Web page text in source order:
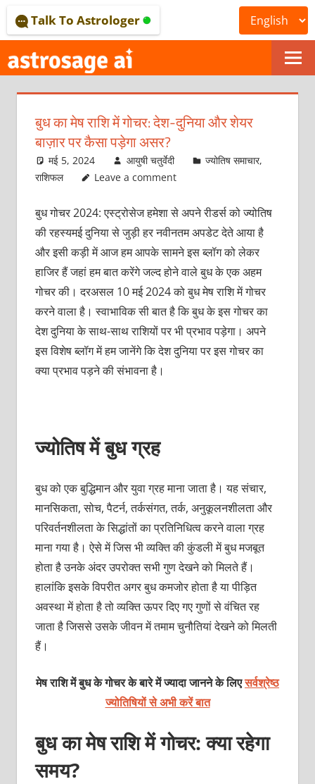
to
content
ONLINE
ASTROLOGICAL
JOURNAL
–
ASTROSAGE
MAGAZINE
Talk To Astrologer
बुध का मेष राशि में गोचर: देश-दुनिया और शेयर
बाज़ार पर कैसा पड़ेगा असर?
मई 5, 2024 आयुषी चतुर्वेदी ज्योतिष समाचार,
राशिफल
Leave a comment
बुध गोचर 2024: एस्ट्रोसेज हमेशा से अपने रीडर्स को ज्योतिष
की रहस्यमई दुनिया से जुड़ी हर नवीनतम अपडेट देते आया है
और इसी कड़ी में आज हम आपके सामने इस ब्लॉग को लेकर
हाजिर हैं जहां हम बात करेंगे जल्द होने वाले बुध के एक अहम
गोचर की। दरअसल 10 मई 2024 को बुध मेष राशि में गोचर
करने वाला है। स्वाभाविक सी बात है कि बुध के इस गोचर का
देश दुनिया के साथ-साथ राशियों पर भी प्रभाव पड़ेगा। अपने
इस विशेष ब्लॉग में हम जानेंगे कि देश दुनिया पर इस गोचर का
क्या प्रभाव पड़ने की संभावना है।
ज्योतिष में बुध ग्रह
बुध को एक बुद्धिमान और युवा ग्रह माना जाता है। यह संचार,
मानसिकता, सोच, पैटर्न, तर्कसंगत, तर्क, अनुकूलनशीलता और
परिवर्तनशीलता के सिद्धांतों का प्रतिनिधित्व करने वाला ग्रह
माना गया है। ऐसे में जिस भी व्यक्ति की कुंडली में बुध मजबूत
होता है उनके अंदर उपरोक्त सभी गुण देखने को मिलते हैं।
हालांकि इसके विपरीत अगर बुध कमजोर होता है या पीड़ित
अवस्था में होता है तो व्यक्ति ऊपर दिए गए गुणों से वंचित रह
जाता है जिससे उसके जीवन में तमाम चुनौतियां देखने को मिलती
हैं।
मेष राशि में बुध के गोचर के बारे में ज्यादा जानने के लिएसर्वश्रेष्ठ
ज्योतिषियों से अभी करें बात
बुध का मेष राशि में गोचर: क्या रहेगा
समय?